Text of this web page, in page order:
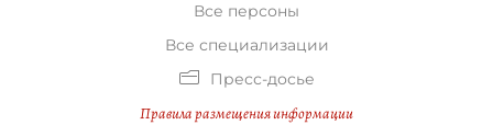
Все персоны
Все специализации
Пресс-досье
Правила размещения информации